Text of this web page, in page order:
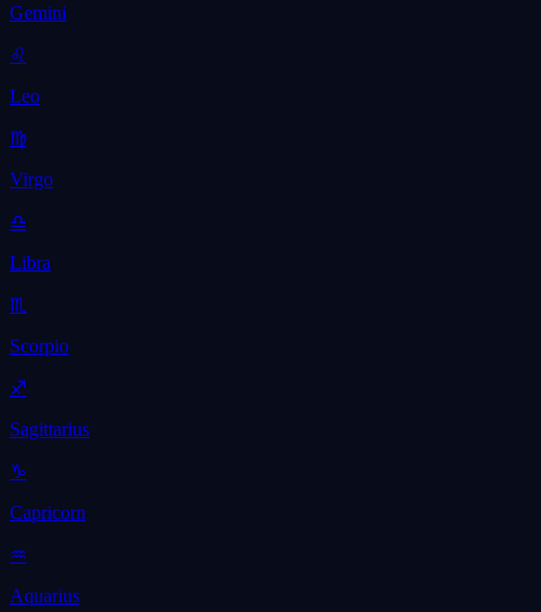
Gemini
♌
Leo
♍
Virgo
♎
Libra
♏
Scorpio
♐
Sagittarius
♑
Capricorn
♒
Aquarius